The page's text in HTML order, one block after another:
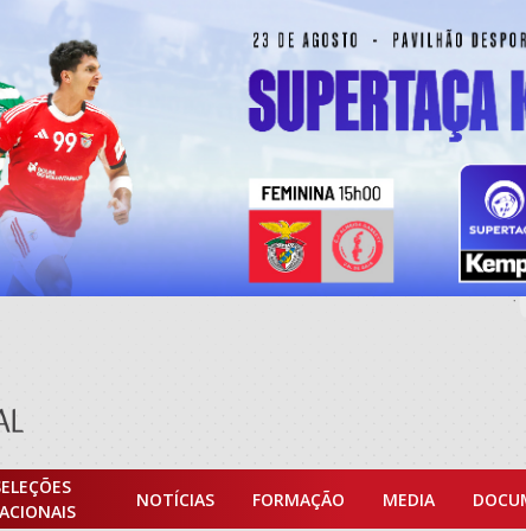
NOTÍCIAS FORMAÇÃO MEDIA